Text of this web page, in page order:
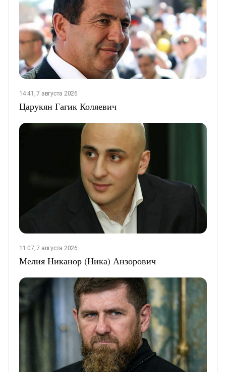
14:41, 7 августа 2026
Царукян Гагик Коляевич
11:07, 7 августа 2026
Мелия Никанор (Ника) Анзорович